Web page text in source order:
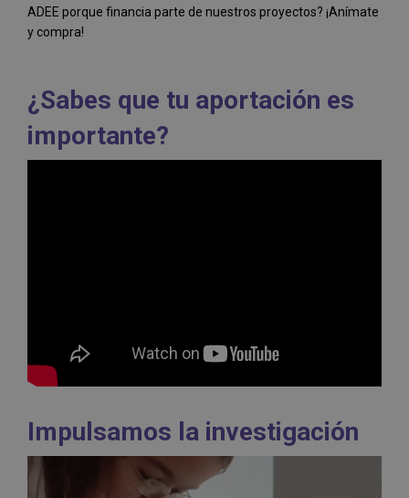
ADEE porque financia parte de nuestros proyectos? ¡Anímate
y compra!
¿Sabes que tu aportación es
importante?
Impulsamos la investigación